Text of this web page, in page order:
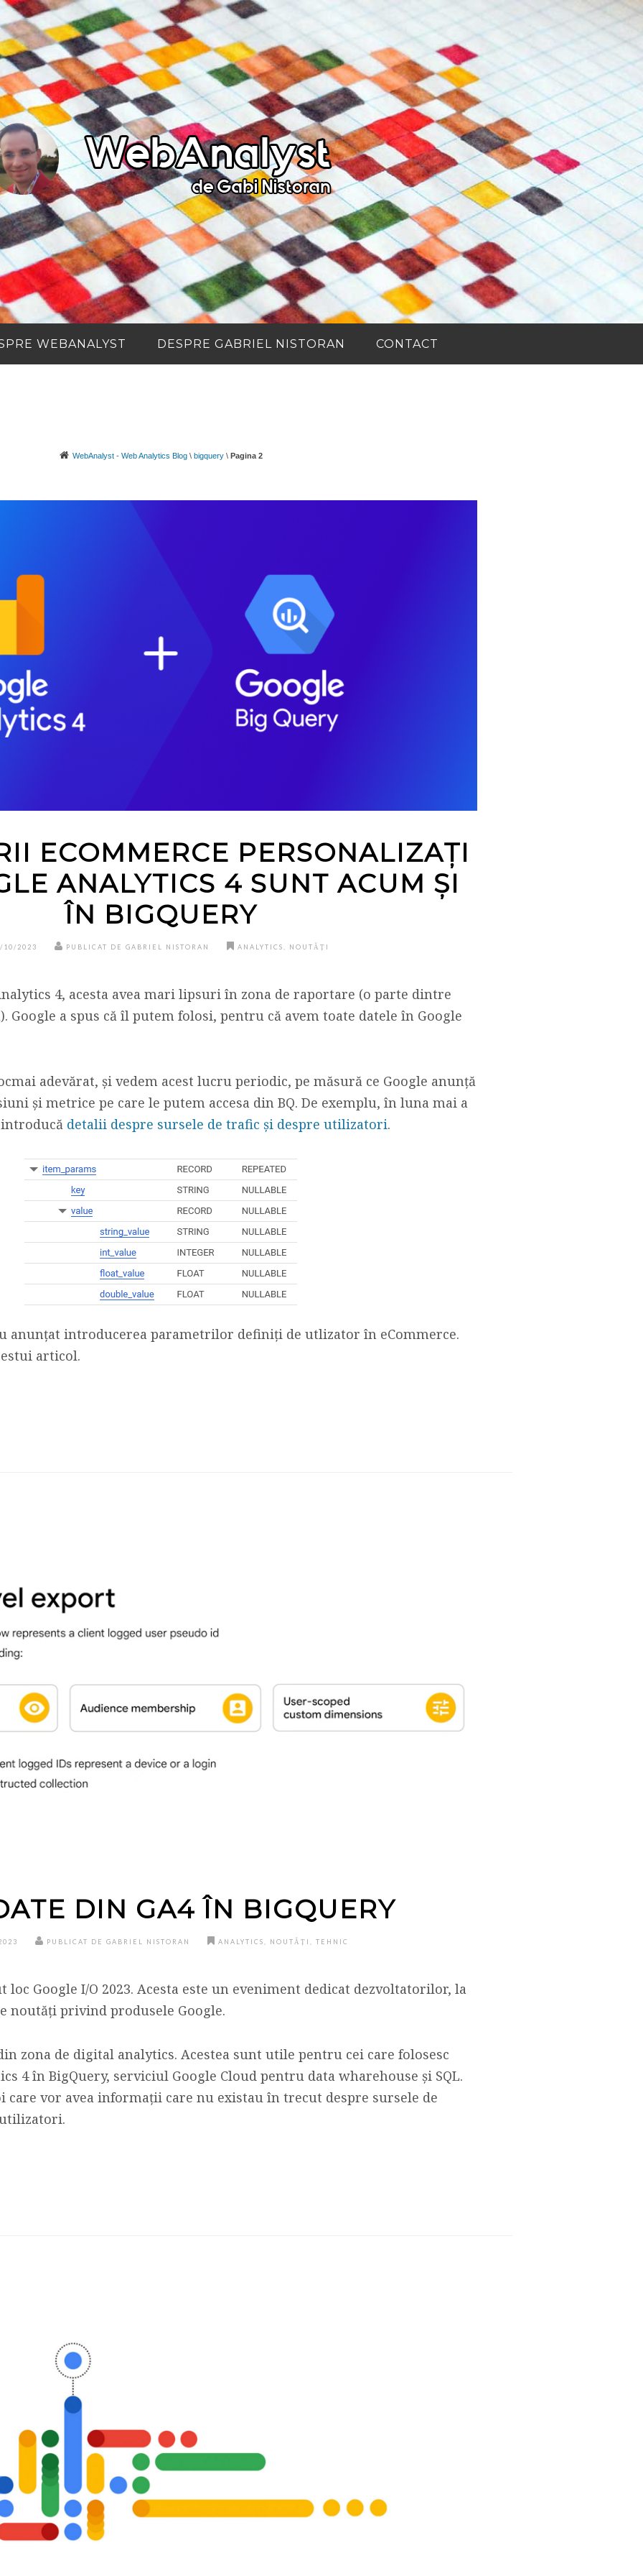
WEBANALYST DESPRE GABRIEL NISTORAN CONTACT
WebAnalyst - Web Analytics Blog\ bigquery\ Pagina 2
ECOMMERCE PERSONALIZAȚI
ANALYTICS 4 SUNT ACUM ȘI
ÎN BIGQUERY
10/2023 PUBLICAT DE GABRIEL NISTORAN ANALYTICS, NOUTĂȚI
4, acesta avea mari lipsuri în zona de raportare (o parte dintre
Google a spus că îl putem folosi, pentru că avem toate datele în Google
adevărat, și vedem acest lucru periodic, pe măsură ce Google anunță
și metrice pe care le putem accesa din BQ. De exemplu, în luna mai a
detalii despre sursele de trafic și despre utilizatori.
anunțat introducerea parametrilor definiți de utlizator în eCommerce.
articol.
DIN GA4 ÎN BIGQUERY
PUBLICAT DE GABRIEL NISTORAN ANALYTICS NOUTĂȚI TEHNIC
loc Google I/O 2023. Acesta este un eveniment dedicat dezvoltatorilor, la
noutăți privind produsele Google.
zona de digital analytics. Acestea sunt utile pentru cei care folosesc
4 în BigQuery, serviciul Google Cloud pentru data wharehouse și SQL.
care vor avea informații care nu existau în trecut despre sursele de